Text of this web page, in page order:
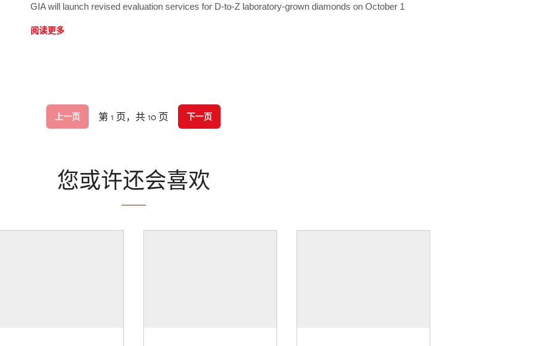
GIA will launch revised evaluation services for D-to-Z laboratory-grown diamonds on October 1
阅读更多
上一页 第 1 页，共 10 页 下一页
您或许还会喜欢